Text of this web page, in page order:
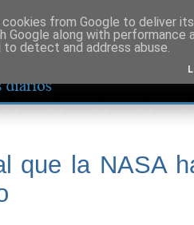
que la NASA
from Google to deliver
Google along with
detect and address abuse.